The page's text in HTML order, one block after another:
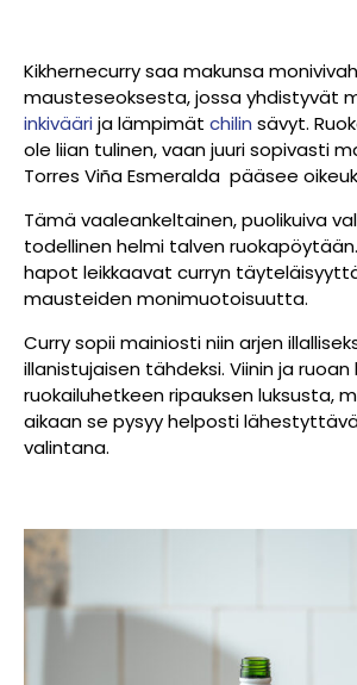
Kikhernecurry saa makunsa
mausteseoksesta, jossa yhdistyvät
inkiväärija lämpimät chilin sävyt.
ole liian tulinen, vaan juuri sopivasti
Torres Viña Esmeralda pääsee
Tämä vaaleankeltainen, puolikuiva
todellinen helmi talven
hapot leikkaavat curryn
mausteiden monimuotoisuutta.
Curry sopii mainiosti niin arjen
illanistujaisen tähdeksi. Viinin ja
ruokailuhetkeen ripauksen luksusta,
aikaan se pysyy helposti
valintana.